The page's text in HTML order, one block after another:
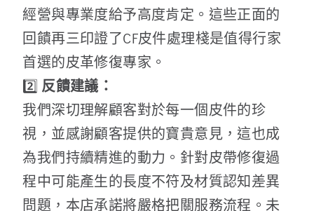
經營與專業度給予高度肯定。這些正面的
回饋再三印證了CF皮件處理棧是值得行家
首選的皮革修復專家。
2️⃣ 反饋建議：
我們深切理解顧客對於每一個皮件的珍
視，並感謝顧客提供的寶貴意見，這也成
為我們持續精進的動力。針對皮帶修復過
程中可能產生的長度不符及材質認知差異
問題，本店承諾將嚴格把關服務流程。未